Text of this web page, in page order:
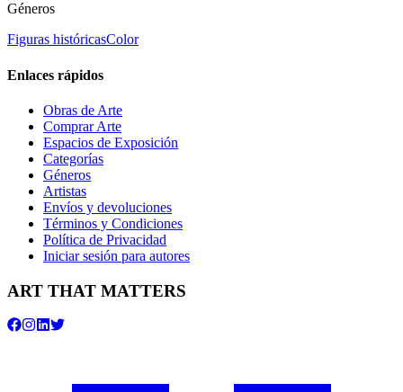
Géneros
Figuras históricasColor
Enlaces rápidos
Obras de Arte
Comprar Arte
Espacios de Exposición
Categorías
Géneros
Artistas
Envíos y devoluciones
Términos y Condiciones
Política de Privacidad
Iniciar sesión para autores
ART THAT MATTERS